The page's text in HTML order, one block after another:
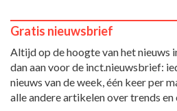
Gratis nieuwsbrief
Altijd op de hoogte van het nieuws
dan aan voor de inct.nieuwsbrief:
nieuws van de week, één keer per
alle andere artikelen over trends